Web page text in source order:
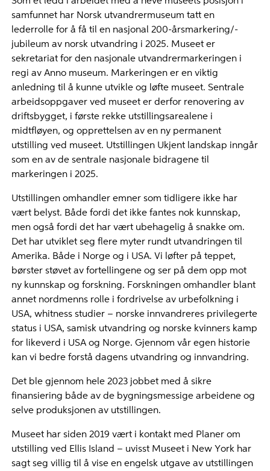
samfunnet har Norsk utvandrermuseum tatt en
lederrolle for å få til en nasjonal 200-årsmarkering/-
jubileum av norsk utvandring i 2025. Museet er
sekretariat for den nasjonale utvandrermarkeringen i
regi av Anno museum. Markeringen er en viktig
anledning til å kunne utvikle og løfte museet. Sentrale
arbeidsoppgaver ved museet er derfor renovering av
driftsbygget, i første rekke utstillingsarealene i
midtfløyen, og opprettelsen av en ny permanent
utstilling ved museet. Utstillingen Ukjent landskap inngår
som en av de sentrale nasjonale bidragene til
markeringen i 2025.
Utstillingen omhandler emner som tidligere ikke har
vært belyst. Både fordi det ikke fantes nok kunnskap,
men også fordi det har vært ubehagelig å snakke om.
Det har utviklet seg flere myter rundt utvandringen til
Amerika. Både i Norge og i USA. Vi løfter på teppet,
børster støvet av fortellingene og ser på dem opp mot
ny kunnskap og forskning. Forskningen omhandler blant
annet nordmenns rolle i fordrivelse av urbefolkning i
USA, whitness studier – norske innvandreres privilegerte
status i USA, samisk utvandring og norske kvinners kamp
for likeverd i USA og Norge. Gjennom vår egen historie
kan vi bedre forstå dagens utvandring og innvandring.
Det ble gjennom hele 2023 jobbet med å sikre
finansiering både av de bygningsmessige arbeidene og
selve produksjonen av utstillingen.
Museet har siden 2019 vært i kontakt med Planer om
utstilling ved Ellis Island – uvisst Museet i New York har
sagt seg villig til å vise en engelsk utgave av utstillingen